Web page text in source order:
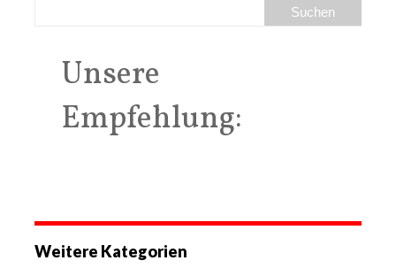
Unsere
Empfehlung:
Weitere Kategorien